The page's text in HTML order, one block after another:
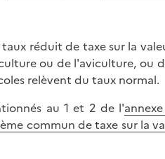
réduit de taxe sur la
ou de l'aviculture, ou
relèvent du taux normal.
au 1 et 2 de l'
commun de taxe sur la